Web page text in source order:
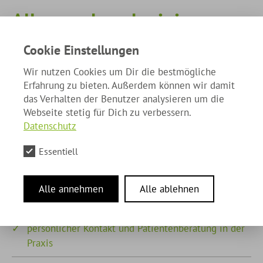
Alles, und noch einiges
mehr
Wir bieten sämtliche Leistungen, die Sie von einem
modernen Dentallabor
erwarten können – und noch einiges darüber hinaus:
individuelle Farbnahme sowie digitale
Bilddokumentation in der Praxis oder im Labor
das gewünschte Lächeln vor der Behandlung
simulieren, mit Digital Smile Design
persönlicher Kontakt und Patientenberatung in der
Praxis
Cookie Einstellungen
Wir nutzen Cookies um Dir die bestmögliche
Erfahrung zu bieten. Außerdem können wir damit
das Verhalten der Benutzer analysieren um die
Webseite stetig für Dich zu verbessern.
Datenschutz
Essentiell
Alle annehmen Alle ablehnen